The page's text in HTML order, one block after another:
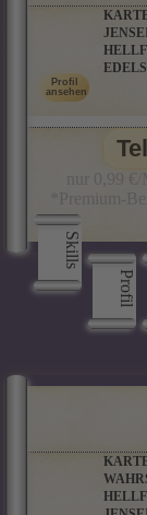
Skills
Profil